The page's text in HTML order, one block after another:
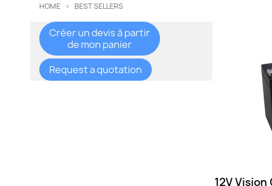
HOME BEST SELLERS
Créer un devis à partir
de mon panier
Request a quotation
12V